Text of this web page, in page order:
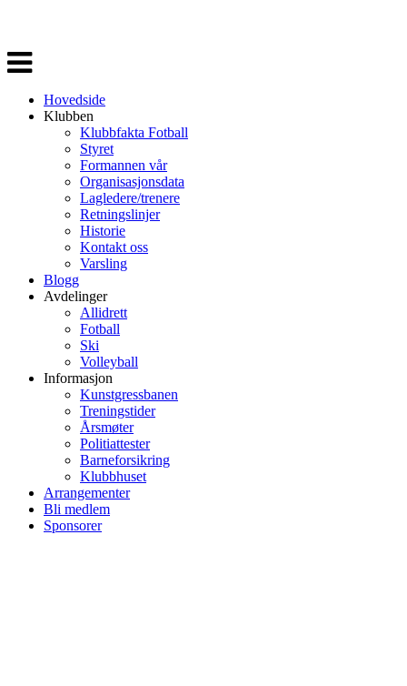
Veksle
navigasjon
Hovedside
Klubben
Klubbfakta Fotball
Styret
Formannen vår
Organisasjonsdata
Lagledere/trenere
Retningslinjer
Historie
Kontakt oss
Varsling
Blogg
Avdelinger
Allidrett
Fotball
Ski
Volleyball
Informasjon
Kunstgressbanen
Treningstider
Årsmøter
Politiattester
Barneforsikring
Klubbhuset
Arrangementer
Bli medlem
Sponsorer